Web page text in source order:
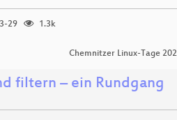
29
1.3k
Chemnitzer Linux-Tage
filtern – ein Rundgang